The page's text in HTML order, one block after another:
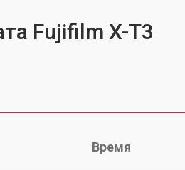
Fujifilm X-T3
Время